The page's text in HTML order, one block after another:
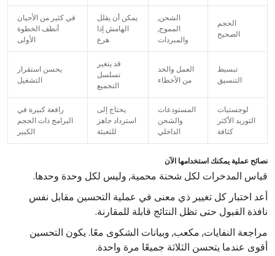
الحجم
الصحيح
الشحن,
المموج,
والمبردات
يمكن أن يقلل
الهامش إذا
هرع
في كثير من الأحيان
أنظف الخطوة
الأولى
تبسيط
التنسيق
العمل والحد
من الأخطاء
قد يتغير
تسلسل
التجميع
يحسن استقرار
التشغيل
لوجستيات
التوريد الأكثر
كثافة
المستودعات
والشحن
الداخلي
يحتاج إلى
استرداد جاهز
للتعبئة
رافعة كبيرة في
البرامج ذات الحجم
الكبير
نصائح عملية يمكنك استخدامها الآن
قياس المدخرات لكل شحنة محمية, وليس لكل وحدة وحدها.
أعد اختبار كل تغيير ذي معنى في عملية التحسين مقابل نفس
نافذة القبول حتى تظل النتائج قابلة للمقارنة.
مراجعة النفايات, مكعب, وبيانات الشكوى معًا. يكون التحسين
أقوى عندما يتحسن الثلاثة جميعًا مرة واحدة.